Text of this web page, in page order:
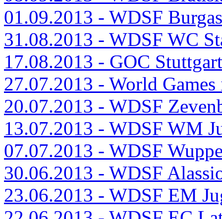
01.09.2013 - WDSF
31.08.2013 - WDSF WC
17.08.2013 - GOC
27.07.2013 - World
20.07.2013 - WDSF
13.07.2013 - WDSF WM
07.07.2013 - WDSF
30.06.2013 - WDSF
23.06.2013 - WDSF EM